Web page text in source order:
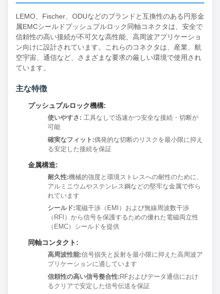
LEMO、Fischer、ODUなどのブランドと互換性のある円形金
属EMCシールドプッシュプルロック同軸コネクタは、安全で
信頼性の高い接続が不可欠な高性能、高周波アプリケーショ
ン向けに設計されています。これらのコネクタは、産業、航
空宇宙、通信など、さまざまな要求の厳しい環境で使用され
ています。
主な特徴
プッシュプルロック機構:
使いやすさ: 工具なしで迅速かつ安全な接続・切断が
可能
確実なフィット:偶発的な切断のリスクを最小限に抑え
る安定した接続を保証
金属構造:
耐久性:機械的強度と環境ストレスへの耐性のために、
アルミニウムやステンレス鋼などの堅牢な金属で作ら
れています
シールド:電磁干渉（EMI）および無線周波数干渉
（RFI）から信号を保護するための優れた電磁両立性
（EMC）シールドを提供
同軸コンタクト:
高周波性能:信号損失と反射を最小限に抑えた高周波ア
プリケーションに適しています
信頼性の高い信号整合性:RFおよびデータ通信におけ
るクリアで安定した信号伝送を保証